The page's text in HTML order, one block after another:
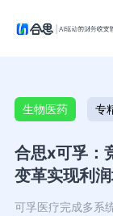
生物医药 专
合思x可孚：
变革实现利
可孚医疗完成多系